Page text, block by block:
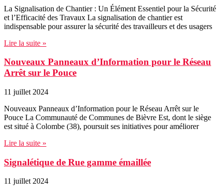
La Signalisation de Chantier : Un Élément Essentiel pour la Sécurité
et l’Efficacité des Travaux La signalisation de chantier est
indispensable pour assurer la sécurité des travailleurs et des usagers
Lire la suite »
Nouveaux Panneaux d’Information pour le Réseau
Arrêt sur le Pouce
11 juillet 2024
Nouveaux Panneaux d’Information pour le Réseau Arrêt sur le
Pouce La Communauté de Communes de Bièvre Est, dont le siège
est situé à Colombe (38), poursuit ses initiatives pour améliorer
Lire la suite »
Signalétique de Rue gamme émaillée​
11 juillet 2024